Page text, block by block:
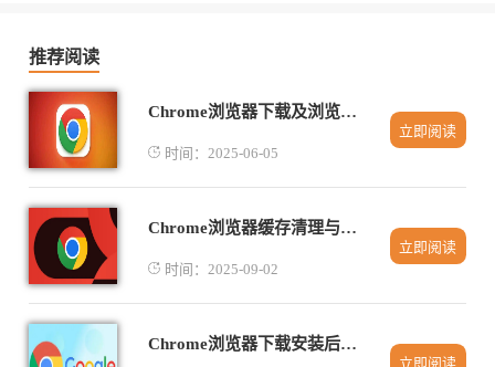
推荐阅读
Chrome浏览器下载及浏览器自动填充功能使用
时间：2025-06-05
立即阅读
Chrome浏览器缓存清理与性能优化全流程
时间：2025-09-02
立即阅读
Chrome浏览器下载安装后快速整理标签页和窗口布局
立即阅读